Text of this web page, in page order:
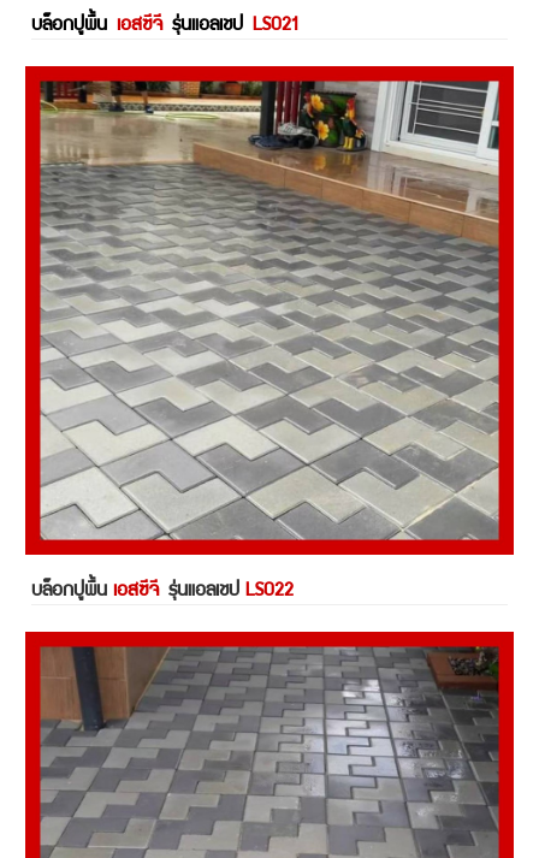
บล็อกปูพื้น เอสซีจีรุ่นแอลเชป LS021
บล็อกปูพื้น เอสซีจีรุ่นแอลเชป LS022